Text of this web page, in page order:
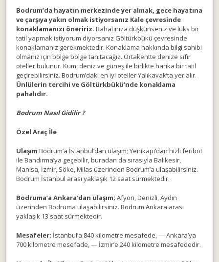
Bodrum’da hayatın merkezinde yer almak, gece hayatına
ve çarşıya yakın olmak istiyorsanız Kale çevresinde
konaklamanızı öneririz. Rahatınıza düşkünseniz ve lüks bir
tatil yapmak istiyorum diyorsanız Göltürkbükü çevresinde
konaklamanız gerekmektedir. Konaklama hakkında bilgi sahibi
olmanız için bölge bölge tanıtacağız. Ortakentte denize sıfır
oteller bulunur. Kum, deniz ve güneş ile birlikte harika bir tatil
geçirebilirsiniz. Bodrum’daki en iyi oteller Yalıkavak’ta yer alır.
Ünlülerin tercihi ve Göltürkbükü’nde konaklama
pahalıdır.
Bodrum Nasıl Gidilir ?
Özel Araç İle
Ulaşım Bodrum’a İstanbul’dan ulaşım; Yenikapı’dan hızlı feribot
ile Bandırma’ya geçebilir, buradan da sırasıyla Balıkesir,
Manisa, İzmir, Söke, Milas üzerinden Bodrum’a ulaşabilirsiniz.
Bodrum İstanbul arası yaklaşık 12 saat sürmektedir.
Bodruma’a Ankara’dan ulaşım; Afyon, Denizli, Aydın
üzerinden Bodruma ulaşabilirsiniz. Bodrum Ankara arası
yaklaşık 13 saat sürmektedir.
Mesafeler: İstanbul’a 840 kilometre mesafede, — Ankara’ya
700 kilometre mesefade, — İzmir’e 240 kilometre mesafededir.